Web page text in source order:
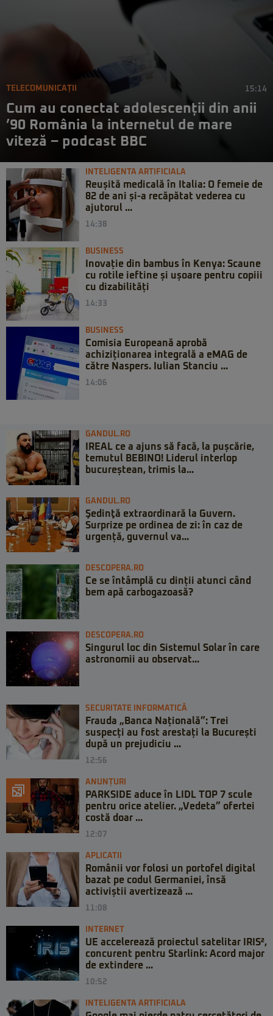
TELECOMUNICAȚII 15:14
Cum au conectat adolescenții din anii
’90 România la internetul de mare
viteză – podcast BBC
INTELIGENTA ARTIFICIALA
Reușită medicală în Italia: O femeie de
82 de ani și-a recăpătat vederea cu
ajutorul ...
14:38
BUSINESS
Inovație din bambus în Kenya: Scaune
cu rotile ieftine și ușoare pentru copiii
cu dizabilități
14:33
BUSINESS
Comisia Europeană aprobă
achiziționarea integrală a eMAG de
către Naspers. Iulian Stanciu ...
14:06
GANDUL.RO
IREAL ce a ajuns să facă, la pușcărie,
temutul BEBINO! Liderul interlop
bucureștean, trimis la...
GANDUL.RO
Şedinţă extraordinară la Guvern.
Surprize pe ordinea de zi: în caz de
urgență, guvernul va...
DESCOPERA.RO
Ce se întâmplă cu dinții atunci când
bem apă carbogazoasă?
DESCOPERA.RO
Singurul loc din Sistemul Solar în care
astronomii au observat...
SECURITATE INFORMATICĂ
Frauda „Banca Națională”: Trei
suspecți au fost arestați la București
după un prejudiciu ...
12:56
ANUNȚURI
PARKSIDE aduce în LIDL TOP 7 scule
pentru orice atelier. „Vedeta” ofertei
costă doar ...
12:07
APLICATII
Românii vor folosi un portofel digital
bazat pe codul Germaniei, însă
activiștii avertizează ...
11:08
INTERNET
UE accelerează proiectul satelitar IRIS²,
concurent pentru Starlink: Acord major
de extindere ...
10:52
INTELIGENTA ARTIFICIALA